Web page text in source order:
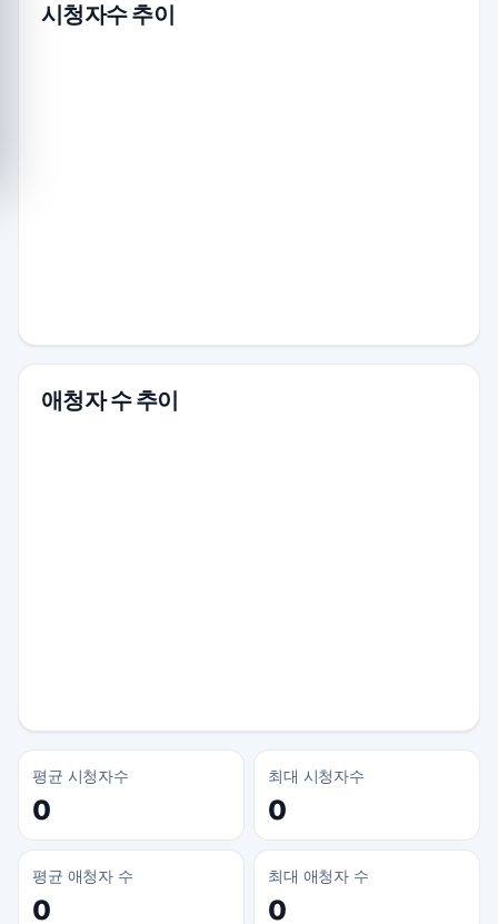
시청자수 추이
애청자 수 추이
평균 시청자수
0
최대 시청자수
0
평균 애청자 수
0
최대 애청자 수
0